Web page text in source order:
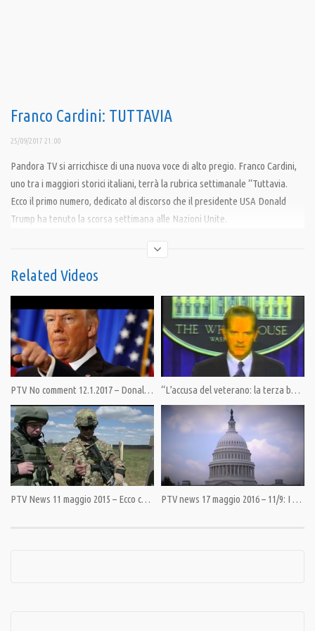
Franco Cardini: TUTTAVIA
25/09/2017 21:00
Pandora TV si arricchisce di una nuova voce di alto pregio. Franco Cardini,
uno tra i maggiori storici italiani, terrà la rubrica settimanale “Tuttavia.
Ecco il primo numero, dedicato al discorso che il presidente USA Donald
Trump ha tenuto la scorsa settimana alle Nazioni Unite.
Category: PrimoPiano ,
Tuttavia di Franco Cardini
Tags:Donald Trump,Franco Cardini korea,Tuttavia
Related Videos
PTV No comment 12.1.2017 – Donald Trump tiene duro, ma anche la CIA… “L’accusa del veterano: la terza bomba nucleare” di Maurizio Torrealta e Alessandro Rampietti
PTV News 11 maggio 2015 – Ecco come i falchi USA destabilizzano l’Europa PTV news 17 maggio 2016 – 11/9: I segreti degli Usa sull’Arabia Saudita